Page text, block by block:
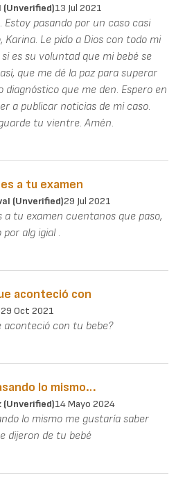
(unverified)13 Jul 2021
Estoy pasando por un caso casi
Karina. Le pido a Dios con todo mi
es su voluntad que mi bebé se
que me dé la paz para superar
diagnóstico que me den. Espero en
a publicar noticias de mi caso.
tu vientre. Amén.
a tu examen
(unverified)29 Jul 2021
a tu examen cuentanos que paso,
alg igial .
aconteció con
29 Oct 2021
aconteció con tu bebe?
lo mismo…
(unverified)14 Mayo 2024
lo mismo me gustaría saber
dijeron de tu bebé